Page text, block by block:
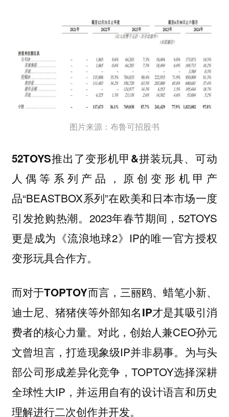
图片来源：布鲁可招股书
52TOYS推出了变形机甲&拼装玩具、可动
人偶等系列产品， 原创变形机甲产
品“BEASTBOX系列”在欧美和日本市场一度
引发抢购热潮。2023年春节期间，52TOYS
更是成为《流浪地球2》IP的唯一官方授权
变形玩具合作方。
而对于TOPTOY而言，三丽鸥、蜡笔小新、
迪士尼、猪猪侠等外部知名IP才是其吸引消
费者的核心力量。 对此，创始人兼CEO孙元
文曾坦言，打造现象级IP并非易事。为与头
部公司形成差异化竞争，TOPTOY选择深耕
全球性大IP，并运用自有的设计语言和历史
理解进行二次创作并开发。